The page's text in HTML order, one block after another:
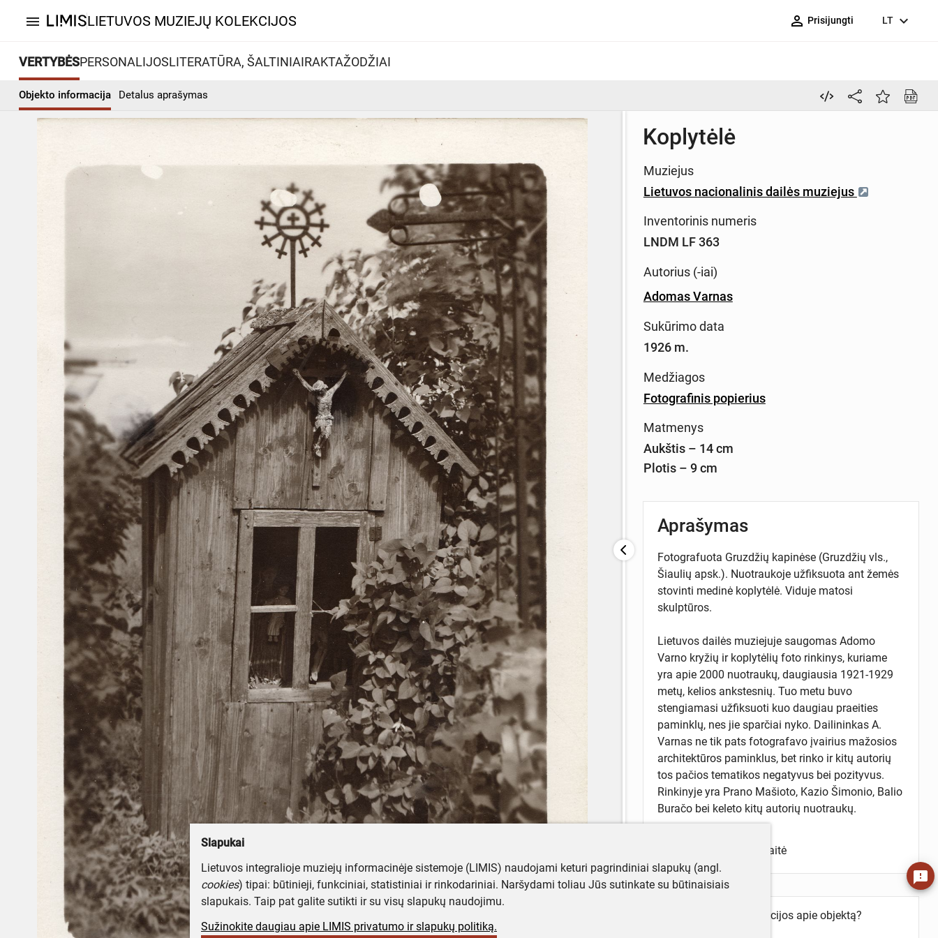
menu LIETUVOS MUZIEJŲ KOLEKCIJOS person_outline Prisijungti LT expand_more
VERTYBĖSPERSONALIJOSLITERATŪRA, ŠALTINIAIRAKTAŽODŽIAI
Objekto informacija Detalus aprašymas
Koplytėlė
Muziejus
Lietuvos nacionalinis dailės muziejus
Inventorinis numeris
LNDM LF 363
Autorius (-iai)
Adomas Varnas
Sukūrimo data
1926 m.
Medžiagos
Fotografinis popierius
Matmenys
Aukštis – 14 cm
Plotis – 9 cm
Aprašymas
Fotografuota Gruzdžių kapinėse (Gruzdžių vls.,
Šiaulių apsk.). Nuotraukoje užfiksuota ant žemės
stovinti medinė koplytėlė. Viduje matosi
skulptūros.
Lietuvos dailės muziejuje saugomas Adomo
Varno kryžių ir koplytėlių foto rinkinys, kuriame
yra apie 2000 nuotraukų, daugiausia 1921-1929
metų, kelios ankstesnių. Tuo metu buvo
stengiamasi užfiksuoti kuo daugiau praeities
paminklų, nes jie sparčiai nyko. Dailininkas A.
Varnas ne tik pats fotografavo įvairius mažosios
architektūros paminklus, bet rinko ir kitų autorių
tos pačios tematikos negatyvus bei pozityvus.
Rinkinyje yra Prano Mašioto, Kazio Šimonio, Balio
Buračo bei keleto kitų autorių nuotraukų.
Aprašė Žydrė Petrauskaitė
Turite daugiau informacijos apie objektą?
feedback
Slapukai
Lietuvos integralioje muziejų informacinėje sistemoje (LIMIS) naudojami keturi pagrindiniai slapukų (angl.
cookies) tipai: būtinieji, funkciniai, statistiniai ir rinkodariniai. Naršydami toliau Jūs sutinkate su būtinaisiais
slapukais. Taip pat galite sutikti ir su visų slapukų naudojimu.
Sužinokite daugiau apie LIMIS privatumo ir slapukų politiką.